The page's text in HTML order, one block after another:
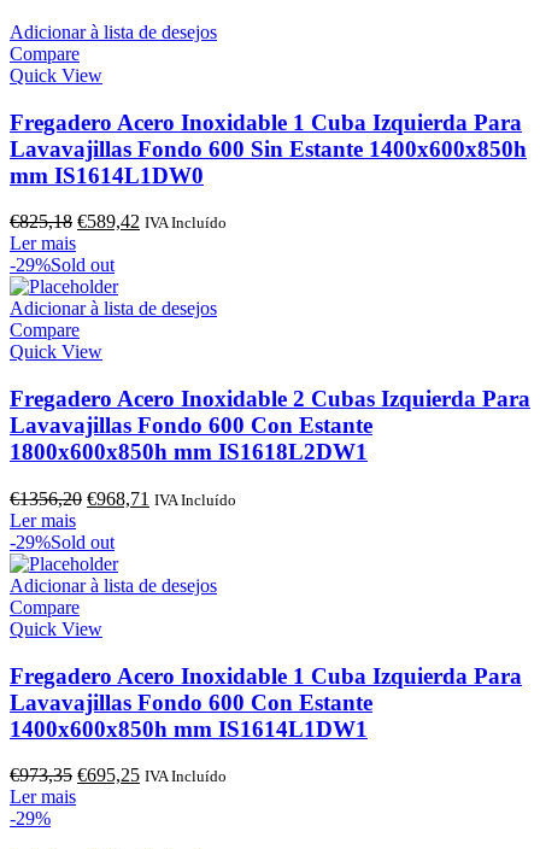
€613,21.€438,01.
Adicionar à lista de desejos
Compare
Quick View
Fregadero Acero Inoxidable 1 Cuba Izquierda Para
Lavavajillas Fondo 600 Sin Estante 1400x600x850h
mm IS1614L1DW0
€825,18 O
original
era:
€825,18.
€589,42 O
€589,42.
IVA Incluído
Ler mais
-29%Sold out
Adicionar à lista de desejos
Compare
Quick View
Fregadero Acero Inoxidable 2 Cubas Izquierda Para
Lavavajillas Fondo 600 Con Estante
1800x600x850h mm IS1618L2DW1
€1356,20 O
original
era:
€1356,20.
€968,71 O
€968,71.
IVA Incluído
Ler mais
-29%Sold out
Adicionar à lista de desejos
Compare
Quick View
Fregadero Acero Inoxidable 1 Cuba Izquierda Para
Lavavajillas Fondo 600 Con Estante
1400x600x850h mm IS1614L1DW1
€973,35 O
€695,25OIVA Incluído
Ler mais
-29%